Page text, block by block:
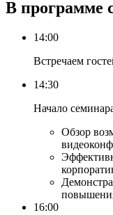
В программе
14:00
Встречаем
14:30
Начало
Обзор
16:00